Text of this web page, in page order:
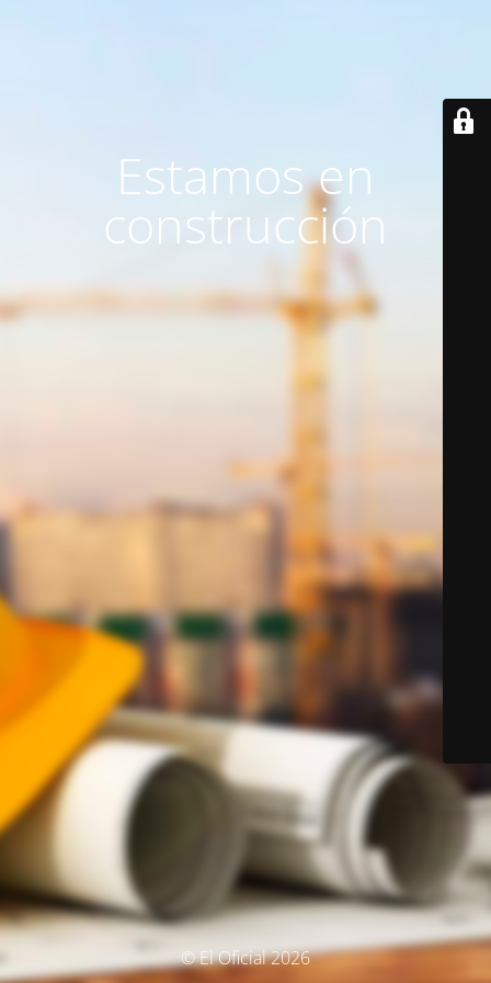
Estamos en
construcción
© El Oficial 2026